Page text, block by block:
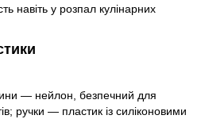
навіть у розпал кулінарних
— нейлон, безпечний для
ручки — пластик із силіконовими